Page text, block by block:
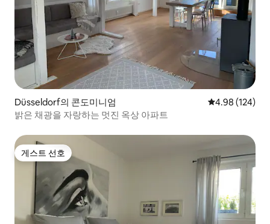
Düsseldorf의 콘도미니엄 평점 4.98점(5
4.98 (124)
밝은 채광을 자랑하는 멋진 옥상 아파트
게스트 선호
게스트 선호